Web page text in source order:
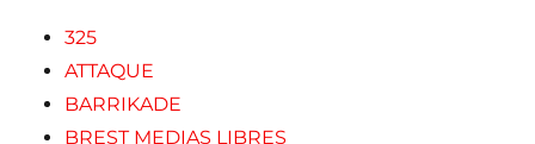
325
ATTAQUE
BARRIKADE
BREST MEDIAS LIBRES